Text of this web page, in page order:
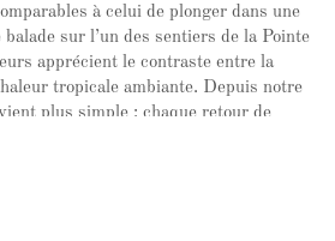
à celui de plonger dans une
sur l’un des sentiers de la Pointe
apprécient le contraste entre la
tropicale ambiante. Depuis notre
plus simple : chaque retour de